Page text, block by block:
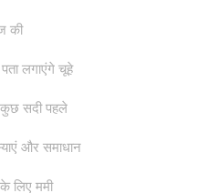
की
पता लगाएंगे चूहे
कुछ सदी पहले
और समाधान
लिए ममी